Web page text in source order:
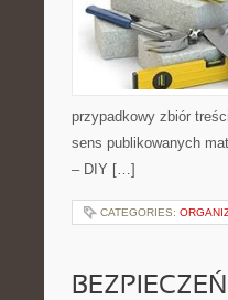
przypadkowy zbiór
sens publikowanych
– DIY […]
CATEGORIES: